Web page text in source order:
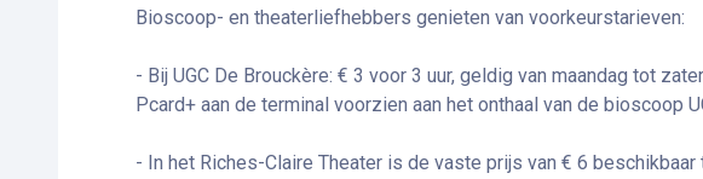
Bioscoop- en theaterliefhebbers genieten van voorkeurstarieven:
- Bij UGC De Brouckère: € 3 voor 3 uur, geldig van maandag tot
Pcard+ aan de terminal voorzien aan het onthaal van de bioscoop
- In het Riches-Claire Theater is de vaste prijs van € 6